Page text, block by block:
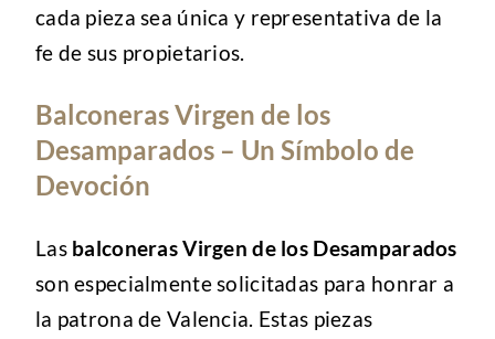
cada pieza sea única y representativa de la
fe de sus propietarios.
Balconeras Virgen de los
Desamparados – Un Símbolo de
Devoción
Las balconeras Virgen de los Desamparados
son especialmente solicitadas para honrar a
la patrona de Valencia. Estas piezas